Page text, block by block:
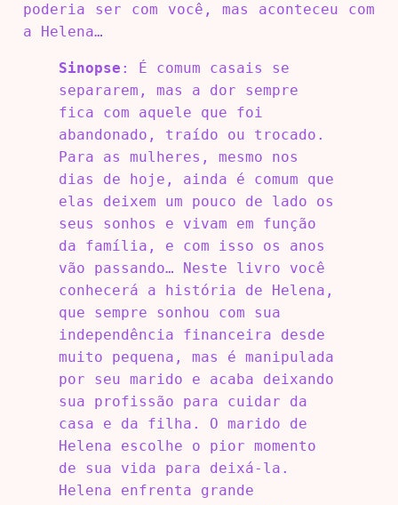
poderia ser com você, mas aconteceu com
a Helena…
Sinopse : É comum casais se
separarem, mas a dor sempre
fica com aquele que foi
abandonado, traído ou trocado.
Para as mulheres, mesmo nos
dias de hoje, ainda é comum que
elas deixem um pouco de lado os
seus sonhos e vivam em função
da família, e com isso os anos
vão passando… Neste livro você
conhecerá a história de Helena,
que sempre sonhou com sua
independência financeira desde
muito pequena, mas é manipulada
por seu marido e acaba deixando
sua profissão para cuidar da
casa e da filha. O marido de
Helena escolhe o pior momento
de sua vida para deixá-la.
Helena enfrenta grande